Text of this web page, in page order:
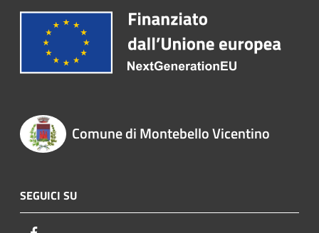
Comune di Montebello Vicentino
SEGUICI SU